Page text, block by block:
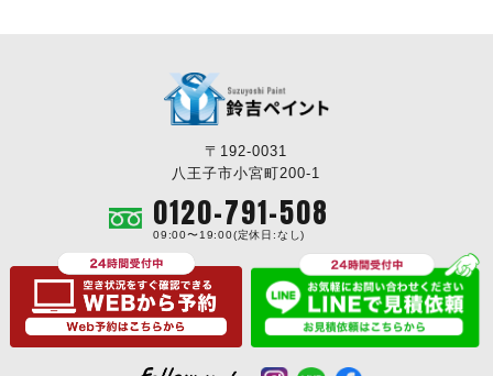
〒192-0031
八王子市小宮町200-1
0120-791-508
09:00〜19:00(定休日:なし)